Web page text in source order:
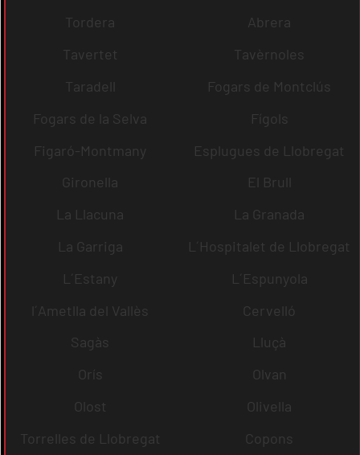
Tordera
Abrera
Tavertet
Tavèrnoles
Taradell
Fogars de Montclús
Fogars de la Selva
Fígols
Figaró-Montmany
Esplugues de Llobregat
Gironella
El Brull
La Llacuna
La Granada
La Garriga
L´Hospitalet de Llobregat
L´Estany
L´Espunyola
l´Ametlla del Vallès
Cervelló
Sagàs
Lluçà
Orís
Olvan
Olost
Olivella
Torrelles de Llobregat
Copons